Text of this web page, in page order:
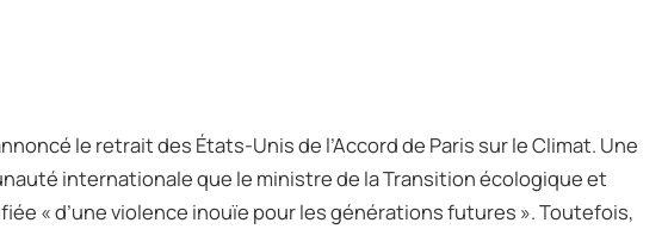
le retrait des États-Unis de l’Accord de Paris sur le Climat. Une
internationale que le ministre de la Transition écologique et
« d’une violence inouïe pour les générations futures ». Toutefois,